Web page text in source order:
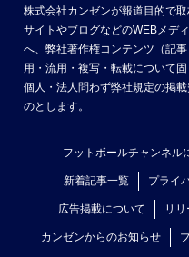
株式会社カンゼンが報道目的で
サイトやブログなどのWEBメデ
へ、弊社著作権コンテンツ（記
用・流用・複写・転載について
個人・法人問わず弊社規定の掲
のとします。
フットボールチャンネル
新着記事一覧 プライ
広告掲載について リ
カンゼンからのお知らせ